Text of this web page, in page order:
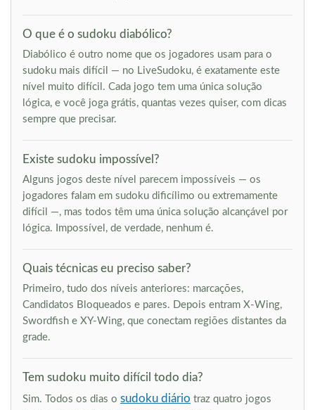
O que é o sudoku diabólico?
Diabólico é outro nome que os jogadores usam para o
sudoku mais difícil — no LiveSudoku, é exatamente este
nível muito difícil. Cada jogo tem uma única solução
lógica, e você joga grátis, quantas vezes quiser, com dicas
sempre que precisar.
Existe sudoku impossível?
Alguns jogos deste nível parecem impossíveis — os
jogadores falam em sudoku dificílimo ou extremamente
difícil —, mas todos têm uma única solução alcançável por
lógica. Impossível, de verdade, nenhum é.
Quais técnicas eu preciso saber?
Primeiro, tudo dos níveis anteriores: marcações,
Candidatos Bloqueados e pares. Depois entram X-Wing,
Swordfish e XY-Wing, que conectam regiões distantes da
grade.
Tem sudoku muito difícil todo dia?
Sim. Todos os dias o sudoku diário traz quatro jogos